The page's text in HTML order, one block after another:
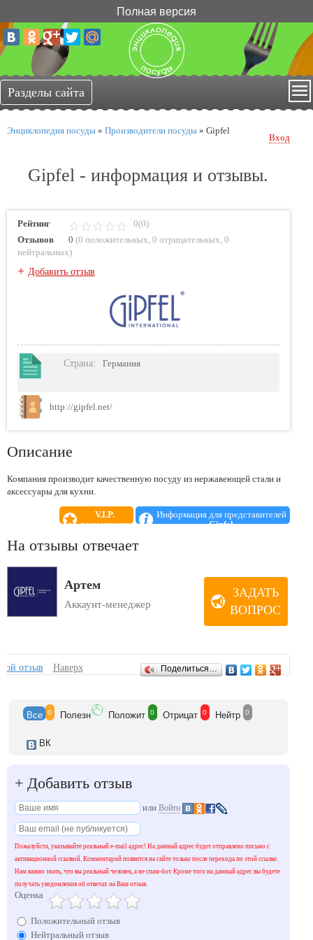
Полная версия
Энциклопедия посуды » Производители посуды » Gipfel
Вход
Gipfel - информация и отзывы.
Рейтинг
0(0)
Отзывов
0 (0 положительных 0 отрицательных 0
нейтральных)
+ Добавить отзыв
Страна: Германия
http://gipfel.net/
Описание
Компания производит качественную посуду из нержавеющей стали и
аксессуары для кухни.
V.I.P.
размещение
Информация для представителей
Gipfel
На отзывы отвечает
Артем
Аккаунт-менеджер
ЗАДАТЬ
ВОПРОС
Отзывы
отзыв Наверх Поделиться…
Все 0 Полезн Положит 0 Отрицат 0 Нейтр 0
ВК
+ Добавить отзыв
или Войти
Пожалуйста, указывайте реальный e-mail адрес! На данный адрес будет отправлено письмо с
активационной ссылкой. Комментарий появится на сайте только после перехода по этой ссылке.
Нам важно знать, что вы реальный человек, а не спам-бот. Кроме того на данный адрес вы будете
получать уведомления об ответах на Ваш отзыв.
Оценка
Положительный отзыв
Нейтральный отзыв